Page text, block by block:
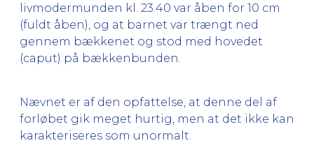
livmodermunden kl. 23.40 var åben for 10 cm
(fuldt åben), og at barnet var trængt ned
gennem bækkenet og stod med hovedet
(caput) på bækkenbunden.
Nævnet er af den opfattelse, at denne del af
forløbet gik meget hurtig, men at det ikke kan
karakteriseres som unormalt.